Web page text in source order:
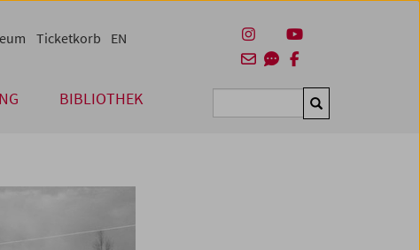
BIBLIOTHEK Suchen
Ticketkorb EN